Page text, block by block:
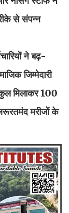
से संपन्न
ने बढ़-
जिम्मेदारी
मिलाकर 100
मरीजों के